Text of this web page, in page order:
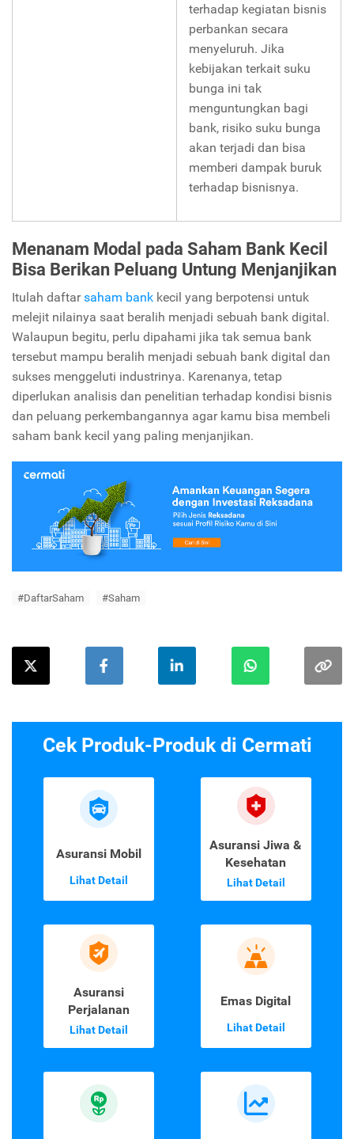
terhadap kegiatan bisnis
perbankan secara
menyeluruh. Jika
kebijakan terkait suku
bunga ini tak
menguntungkan bagi
bank, risiko suku bunga
akan terjadi dan bisa
memberi dampak buruk
terhadap bisnisnya.
Menanam Modal pada Saham Bank Kecil
Bisa Berikan Peluang Untung Menjanjikan
Itulah daftarsaham bank kecil yang berpotensi untuk
melejit nilainya saat beralih menjadi sebuah bank digital.
Walaupun begitu, perlu dipahami jika tak semua bank
tersebut mampu beralih menjadi sebuah bank digital dan
sukses menggeluti industrinya. Karenanya, tetap
diperlukan analisis dan penelitian terhadap kondisi bisnis
dan peluang perkembangannya agar kamu bisa membeli
saham bank kecil yang paling menjanjikan.
#DaftarSaham #Saham
Cek Produk-Produk di Cermati
Asuransi Mobil
Lihat Detail
Asuransi Jiwa &
Kesehatan
Lihat Detail
Asuransi
Perjalanan
Lihat Detail
Emas Digital
Lihat Detail